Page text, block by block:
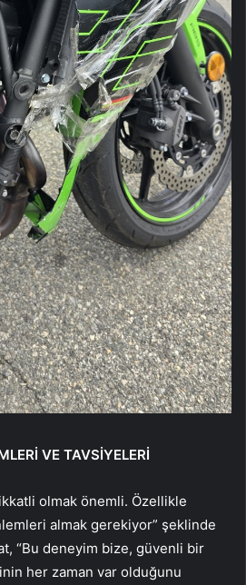
VE TAVSİYELERİ
olmak önemli. Özellikle
almak gerekiyor” şeklinde
“Bu deneyim bize, güvenli bir
her zaman var olduğunu